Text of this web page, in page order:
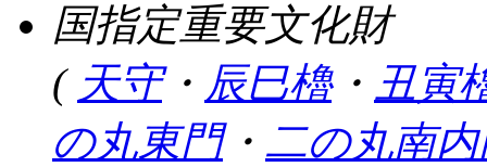
国指定重要文化財
( 天守・ 辰巳櫓・ 丑寅
の丸東門・ 二の丸南